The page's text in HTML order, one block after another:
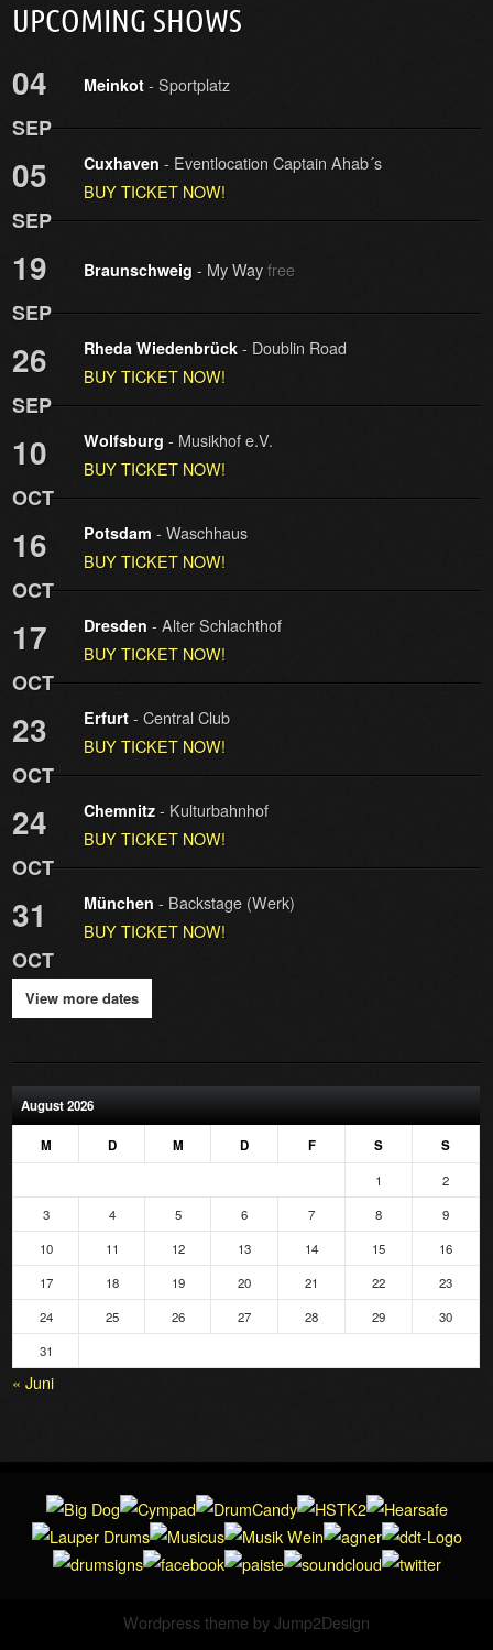
UPCOMING SHOWS
04
SEP
Meinkot - Sportplatz
05
SEP
Cuxhaven - Eventlocation Captain Ahab´s
BUY TICKET NOW!
19
SEP
Braunschweig - My Wayfree
26
SEP
Rheda Wiedenbrück - Doublin Road
BUY TICKET NOW!
10
OCT
Wolfsburg - Musikhof e.V.
BUY TICKET NOW!
16
OCT
Potsdam - Waschhaus
BUY TICKET NOW!
17
OCT
Dresden - Alter Schlachthof
BUY TICKET NOW!
23
OCT
Erfurt - Central Club
BUY TICKET NOW!
24
OCT
Chemnitz - Kulturbahnhof
BUY TICKET NOW!
31
OCT
München - Backstage (Werk)
BUY TICKET NOW!
View more dates
August 2026
M D M D F S S
1
2
3
4 5 6 7 8
9
10
11 12 13 14 15
16
17
18 19 20 21 22
23
24
25 26 27 28 29
30
31
« Juni
Wordpress theme byJump2Design